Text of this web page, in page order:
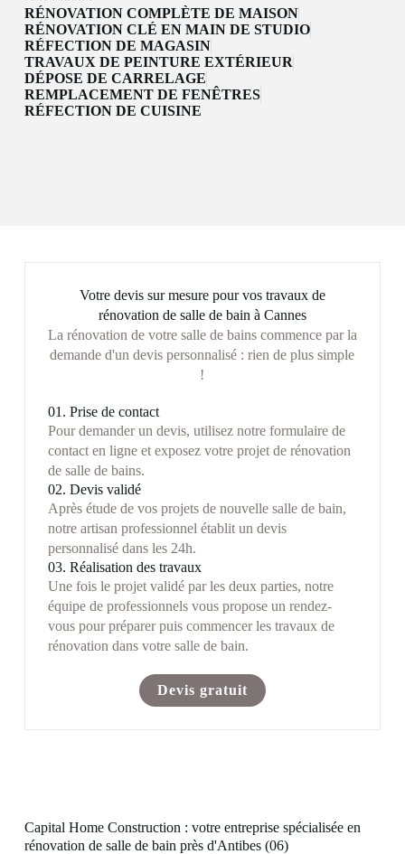
RÉNOVATION COMPLÈTE DE MAISON
RÉNOVATION CLÉ EN MAIN DE STUDIO
RÉFECTION DE MAGASIN
TRAVAUX DE PEINTURE EXTÉRIEUR
DÉPOSE DE CARRELAGE
REMPLACEMENT DE FENÊTRES
RÉFECTION DE CUISINE
Votre devis sur mesure pour vos travaux de
rénovation de salle de bain à Cannes
La rénovation de votre salle de bains commence par la
demande d'un devis personnalisé : rien de plus simple
!
01. Prise de contact
Pour demander un devis, utilisez notre formulaire de
contact en ligne et exposez votre projet de rénovation
de salle de bains.
02. Devis validé
Après étude de vos projets de nouvelle salle de bain,
notre artisan professionnel établit un devis
personnalisé dans les 24h.
03. Réalisation des travaux
Une fois le projet validé par les deux parties, notre
équipe de professionnels vous propose un rendez-
vous pour préparer puis commencer les travaux de
rénovation dans votre salle de bain.
Devis gratuit
Capital Home Construction : votre entreprise spécialisée en
rénovation de salle de bain près d'Antibes (06)